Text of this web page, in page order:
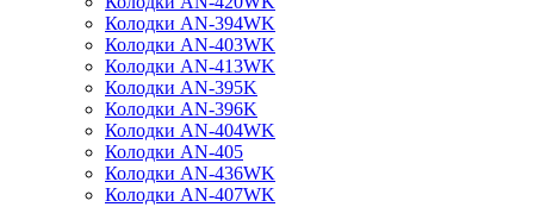
Колодки AN-394WK
Колодки AN-403WK
Колодки AN-413WK
Колодки AN-395K
Колодки AN-396K
Колодки AN-404WK
Колодки AN-405
Колодки AN-436WK
Колодки AN-407WK